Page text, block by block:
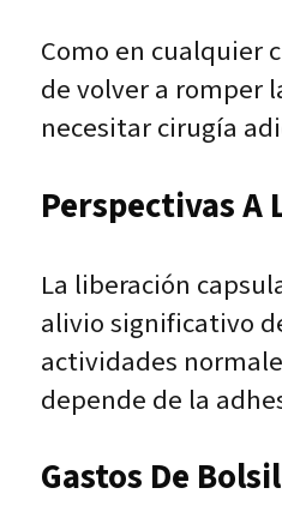
Como en cualquier
de volver a romper
necesitar cirugía
Perspectivas A
La liberación
alivio significativo
actividades
depende de la
Gastos De